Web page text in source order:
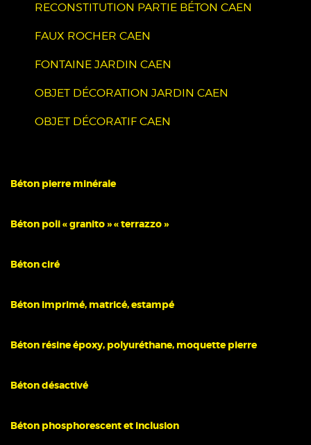
RECONSTITUTION PARTIE BÉTON CAEN
FAUX ROCHER CAEN
FONTAINE JARDIN CAEN
OBJET DÉCORATION JARDIN CAEN
OBJET DÉCORATIF CAEN
Béton pierre minérale
Béton poli « granito » « terrazzo »
Béton ciré
Béton imprimé, matricé, estampé
Béton résine époxy, polyuréthane, moquette pierre
Béton désactivé
Béton phosphorescent et inclusion